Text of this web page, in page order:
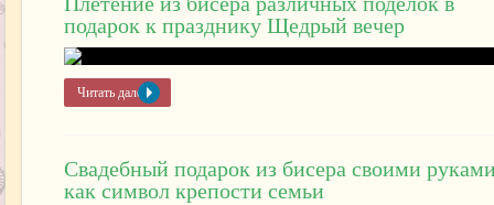
подарок к празднику Щедрый вечер
Читать далее »
Свадебный подарок из бисера своими
как символ крепости семьи